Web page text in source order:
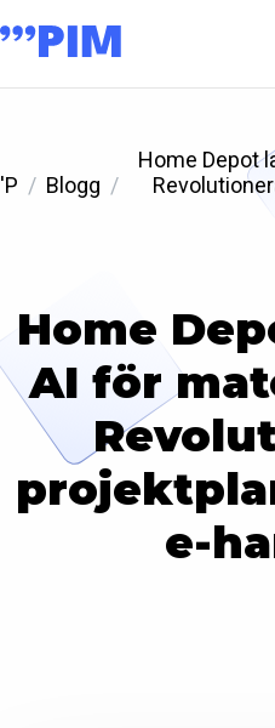
'P Blogg
Home Depot
Home
AI för
e-